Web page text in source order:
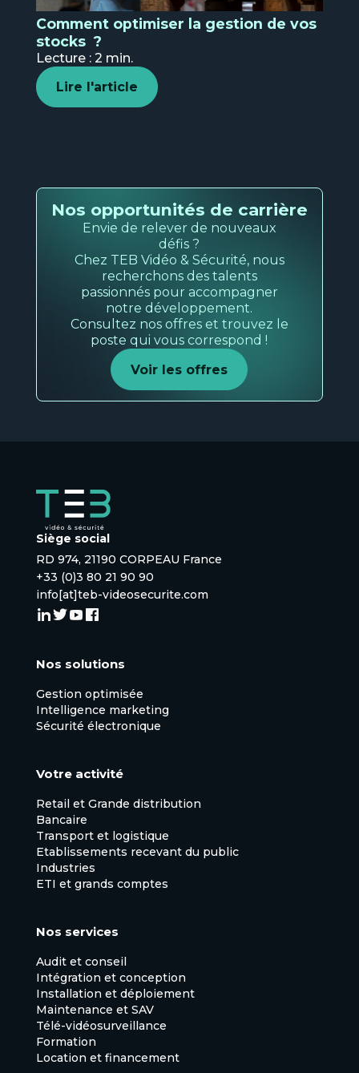
Comment optimiser la gestion de vos
stocks ?
Lecture : 2 min.
Lire l'article
Nos opportunités de carrière
Envie de relever de nouveaux
défis ?
Chez TEB Vidéo & Sécurité, nous
recherchons des talents
passionnés pour accompagner
notre développement.
Consultez nos offres et trouvez le
poste qui vous correspond !
Voir les offres
Siège social
RD 974, 21190 CORPEAU France
+33 (0)3 80 21 90 90
info[at]teb-videosecurite.com
Nos solutions
Gestion optimisée
Intelligence marketing
Sécurité électronique
Votre activité
Retail et Grande distribution
Bancaire
Transport et logistique
Etablissements recevant du public
Industries
ETI et grands comptes
Nos services
Audit et conseil
Intégration et conception
Installation et déploiement
Maintenance et SAV
Télé-vidéosurveillance
Formation
Location et financement